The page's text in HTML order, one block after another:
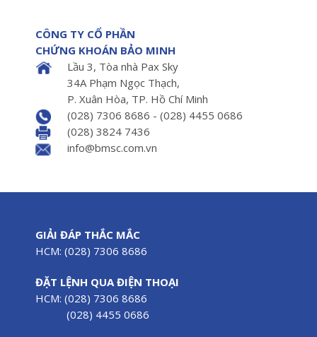
CÔNG TY CỔ PHẦN
CHỨNG KHOÁN BẢO MINH
Lầu 3, Tòa nhà Pax Sky
34A Phạm Ngọc Thạch,
P. Xuân Hòa, TP. Hồ Chí Minh
(028) 7306 8686 - (028) 4455 0686
(028) 3824 7436
info@bmsc.com.vn
GIẢI ĐÁP THẮC MẮC
HCM: (028) 7306 8686
ĐẶT LỆNH QUA ĐIỆN THOẠI
HCM: (028) 7306 8686
(028) 4455 0686